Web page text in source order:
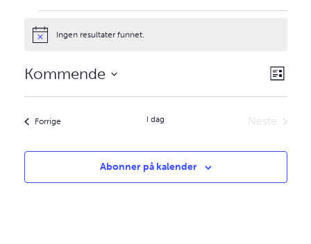
NoticeIngen resultater funnet.
Velg
Views
Liste
Kommende
Forrigeaktiviteter I dag
Neste
Abonner på kalender